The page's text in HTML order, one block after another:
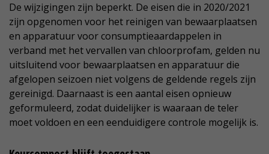
De wijzigingen zijn beperkt. De eisen die in 2020/2021
zijn opgenomen voor het reinigen van bewaarplaatsen
en apparatuur voor consumptieaardappelen in
verband met het vervallen van chloorprofam, gelden nu
uitsluitend voor bewaarplaatsen en apparatuur die
afgelopen seizoen niet volgens de geldende regels zijn
gereinigd. Daarnaast is een aantal eisen opnieuw
geformuleerd, zodat duidelijker is waaraan de teler
moet voldoen en een eenduidigere controle mogelijk is.